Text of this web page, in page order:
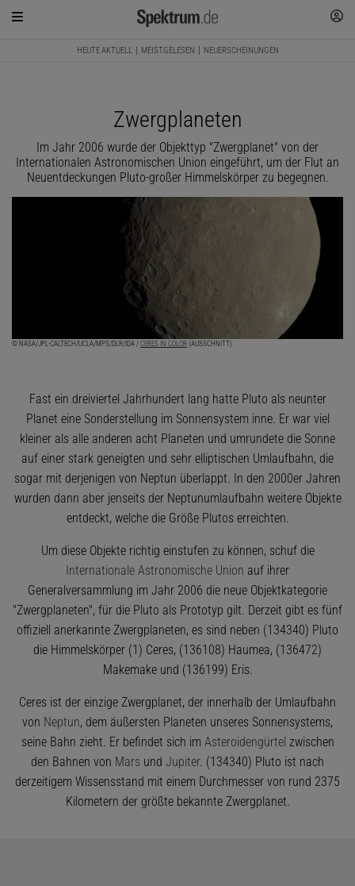
HEUTE AKTUELL MEISTGELESEN NEUERSCHEINUNGEN
Zwergplaneten
Im Jahr 2006 wurde der Objekttyp "Zwergplanet" von der
Internationalen Astronomischen Union eingeführt, um der Flut an
Neuentdeckungen Pluto-großer Himmelskörper zu begegnen.
© NASA/JPL-CALTECH/UCLA/MPS/DLR/IDA / CERES IN COLOR (AUSSCHNITT)
Fast ein dreiviertel Jahrhundert lang hatte Pluto als neunter
Planet eine Sonderstellung im Sonnensystem inne. Er war viel
kleiner als alle anderen acht Planeten und umrundete die Sonne
auf einer stark geneigten und sehr elliptischen Umlaufbahn, die
sogar mit derjenigen von Neptun überlappt. In den 2000er Jahren
wurden dann aber jenseits der Neptunumlaufbahn weitere Objekte
entdeckt, welche die Größe Plutos erreichten.
Um diese Objekte richtig einstufen zu können, schuf die
Internationale Astronomische Union auf ihrer
Generalversammlung im Jahr 2006 die neue Objektkategorie
"Zwergplaneten", für die Pluto als Prototyp gilt. Derzeit gibt es fünf
offiziell anerkannte Zwergplaneten, es sind neben (134340) Pluto
die Himmelskörper (1) Ceres, (136108) Haumea, (136472)
Makemake und (136199) Eris.
Ceres ist der einzige Zwergplanet, der innerhalb der Umlaufbahn
von Neptun, dem äußersten Planeten unseres Sonnensystems,
seine Bahn zieht. Er befindet sich im Asteroidengürtel zwischen
den Bahnen von Mars und Jupiter. (134340) Pluto ist nach
derzeitigem Wissensstand mit einem Durchmesser von rund 2375
Kilometern der größte bekannte Zwergplanet.